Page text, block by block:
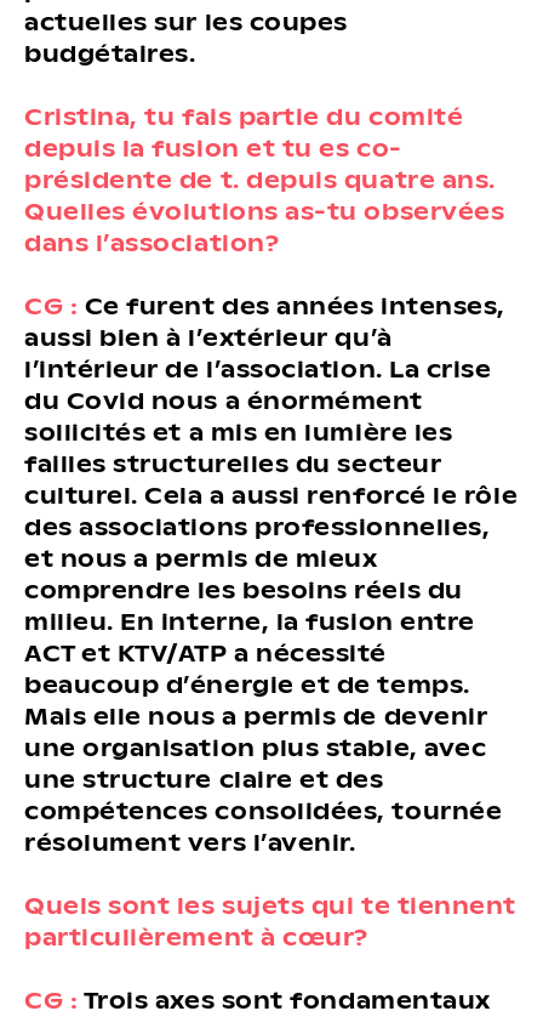
actuelles sur les coupes
budgétaires.
Cristina, tu fais partie du comité
depuis la fusion et tu es co-
présidente de t. depuis quatre ans.
Quelles évolutions as-tu observées
dans l’association?
CG : Ce furent des années intenses,
aussi bien à l’extérieur qu’à
l’intérieur de l’association. La crise
du Covid nous a énormément
sollicités et a mis en lumière les
failles structurelles du secteur
culturel. Cela a aussi renforcé le rôle
des associations professionnelles,
et nous a permis de mieux
comprendre les besoins réels du
milieu. En interne, la fusion entre
ACT et KTV/ATP a nécessité
beaucoup d’énergie et de temps.
Mais elle nous a permis de devenir
une organisation plus stable, avec
une structure claire et des
compétences consolidées, tournée
résolument vers l’avenir.
Quels sont les sujets qui te tiennent
particulièrement à cœur?
CG : Trois axes sont fondamentaux